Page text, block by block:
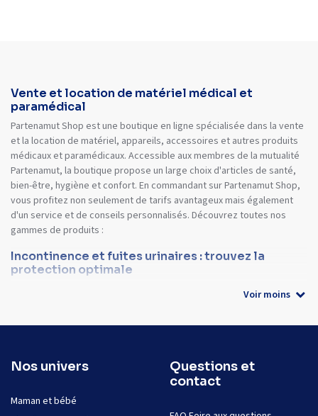
Vente et location de matériel médical et
paramédical
Partenamut Shop est une boutique en ligne spécialisée dans la vente
et la location de matériel, appareils, accessoires et autres produits
médicaux et paramédicaux. Accessible aux membres de la mutualité
Partenamut, la boutique propose un large choix d'articles de santé,
bien-être, hygiène et confort. En commandant sur Partenamut Shop,
vous profitez non seulement de tarifs avantageux mais également
d'un service et de conseils personnalisés. Découvrez toutes nos
gammes de produits :
Incontinence et fuites urinaires : trouvez la
protection optimale
Voir moins
Nos univers
Maman et bébé
Questions et
contact